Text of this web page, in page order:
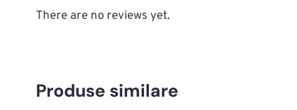
There are no reviews yet.
Produse similare